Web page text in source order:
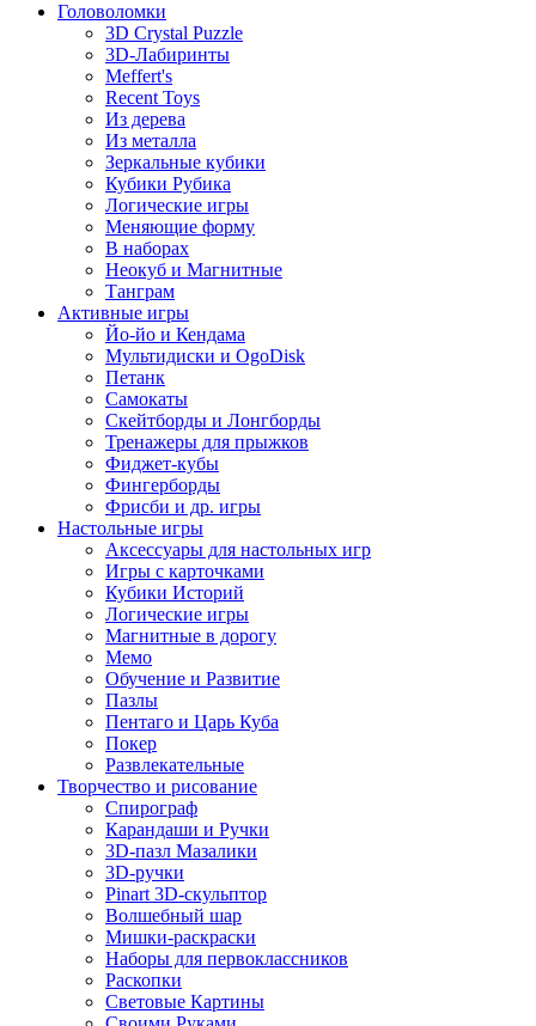
Головоломки
3D Crystal Puzzle
3D-Лабиринты
Meffert's
Recent Toys
Из дерева
Из металла
Зеркальные кубики
Кубики Рубика
Логические игры
Меняющие форму
В наборах
Неокуб и Магнитные
Танграм
Активные игры
Йо-йо и Кендама
Мультидиски и OgoDisk
Петанк
Самокаты
Скейтборды и Лонгборды
Тренажеры для прыжков
Фиджет-кубы
Фингерборды
Фрисби и др. игры
Настольные игры
Аксессуары для настольных игр
Игры с карточками
Кубики Историй
Логические игры
Магнитные в дорогу
Мемо
Обучение и Развитие
Пазлы
Пентаго и Царь Куба
Покер
Развлекательные
Творчество и рисование
Спирограф
Карандаши и Ручки
3D-пазл Мазалики
3D-ручки
Pinart 3D-скульптор
Волшебный шар
Мишки-раскраски
Наборы для первоклассников
Раскопки
Световые Картины